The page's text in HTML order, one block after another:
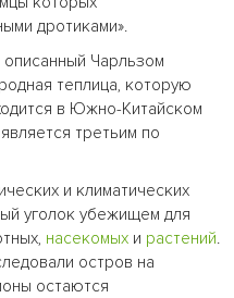
дротиками».
Чарльзом
теплица, которую
в Южно-Китайском
третьим по
и климатических
уголок убежищем для
насекомых и растений.
остров на
остаются